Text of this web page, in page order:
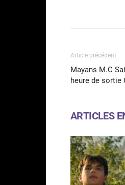
Article précédent
Mayans M.C
heure de sortie
ARTICLES